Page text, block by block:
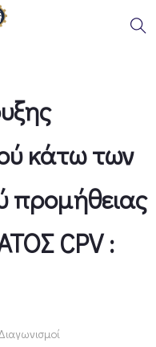
κάτω των
προμήθειας
CPV :